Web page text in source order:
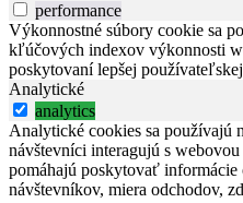
performance
Výkonnostné súbory cookie sa
kľúčových indexov výkonnosti
poskytovaní lepšej
Analytické
analytics
Analytické cookies sa používajú
návštevníci interagujú s
pomáhajú poskytovať informácie
návštevníkov, miera odchodov,